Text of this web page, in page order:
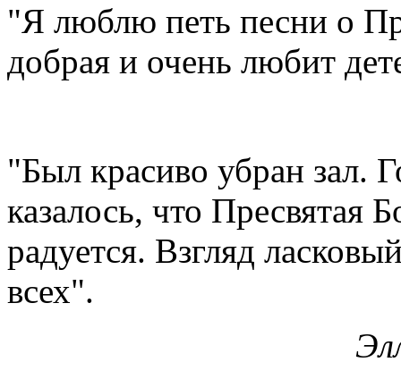
"Я люблю петь песни о
добрая и очень любит
"Был красиво убран зал.
казалось, что Пресвятая
радуется. Взгляд
всех".